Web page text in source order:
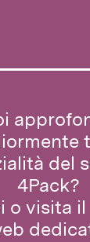
del
4Pack?
o visita